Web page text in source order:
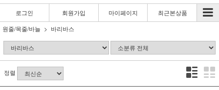
로그인 회원가입 마이페이지
최근본상품
원줄/목줄/바늘
바리바스
정렬